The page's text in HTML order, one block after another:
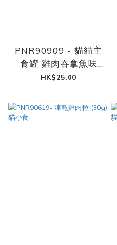
PNR90909 - 貓貓主
食罐 雞肉吞拿魚味
(375g)
HK$25.00